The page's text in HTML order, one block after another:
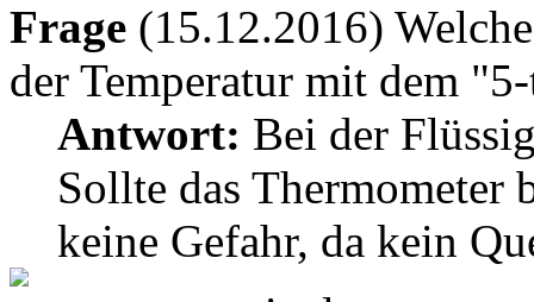
Frage (15.12.2016)
der Temperatur mit dem
Antwort: Bei der
Sollte das Thermometer
keine Gefahr, da kein